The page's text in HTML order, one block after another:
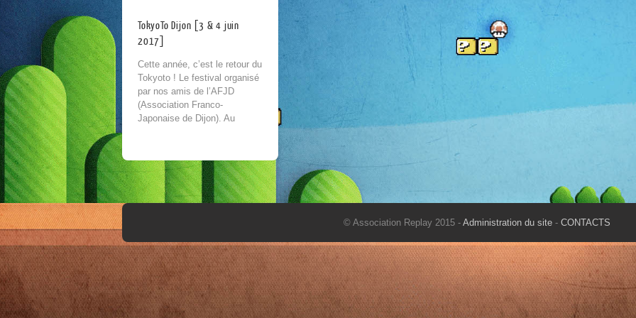
TokyoTo Dijon [3 & 4 juin
2017]
Cette année, c’est le retour du
Tokyoto ! Le festival organisé
par nos amis de l’AFJD
(Association Franco-
Japonaise de Dijon). Au
musicaux, de...
© Association Replay 2015 - Administration du site - CONTACTS